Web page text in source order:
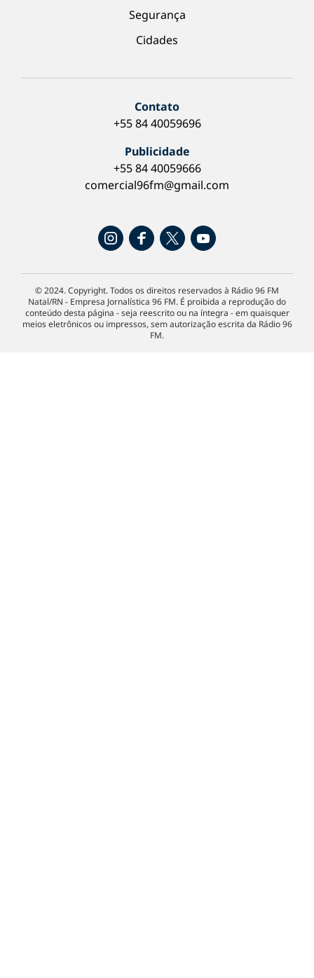
Segurança
Cidades
Contato
+55 84 40059696
Publicidade
+55 84 40059666
comercial96fm@gmail.com
© 2024. Copyright. Todos os direitos reservados à Rádio 96 FM
Natal/RN - Empresa Jornalística 96 FM. É proibida a reprodução do
conteúdo desta página - seja reescrito ou na íntegra - em quaisquer
meios eletrônicos ou impressos, sem autorização escrita da Rádio 96
FM.